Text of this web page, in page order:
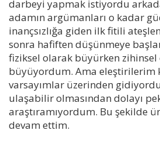
darbeyi yapmak istiyordu
adamın argümanları o kadar
inançsızlığa giden ilk fitili
sonra hafiften düşünmeye
fiziksel olarak büyürken zihinsel
büyüyordum. Ama eleştirilerim
varsayımlar üzerinden
ulaşabilir olmasından dolayı
araştıramıyordum. Bu şekilde
devam ettim.